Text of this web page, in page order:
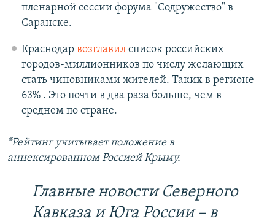
пленарной сессии форума "Содружество" в
Саранске.
Краснодар возглавилсписок российских
городов-миллионников по числу желающих
стать чиновниками жителей. Таких в регионе
63% . Это почти в два раза больше, чем в
среднем по стране.
*Рейтинг учитывает положение в
аннексированном Россией Крыму.
Главные новости Северного
Кавказа и Юга России – в